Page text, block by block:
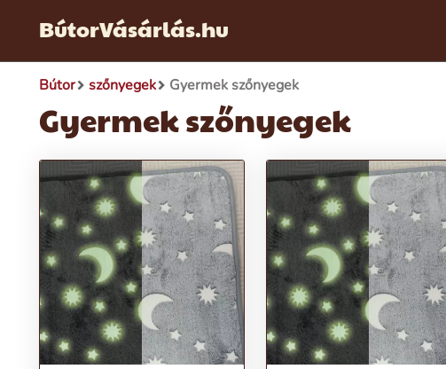
BútorVásárlás.hu
Bútor szőnyegek Gyermek szőnyegek
Gyermek szőnyegek